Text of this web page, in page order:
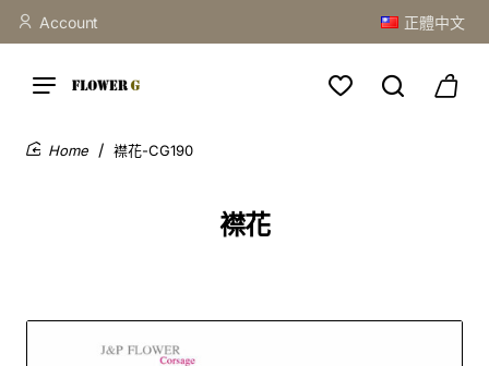
Account 正體中文
襟花
襟花-CG190